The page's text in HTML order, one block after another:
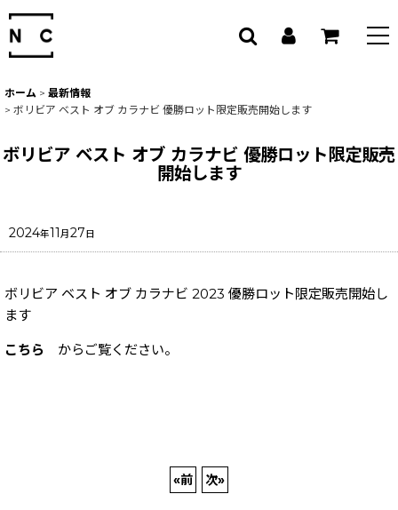
ホーム > 最新情報
> ボリビア ベスト オブ カラナビ 優勝ロット限定販売開始します
ボリビア ベスト オブ カラナビ 優勝ロット限定販売
開始します
2024年11月27日
ボリビア ベスト オブ カラナビ 2023 優勝ロット限定販売開始し
ます
こちら からご覧ください。
«前 次»